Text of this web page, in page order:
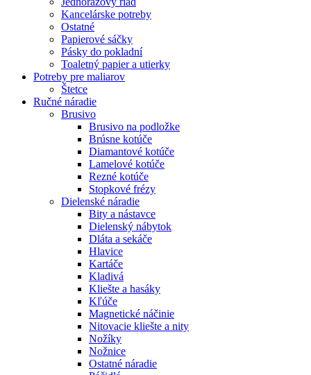
Kancelárske potreby
Ostatné
Papierové sáčky
Pásky do pokladní
Toaletný papier a utierky
Potreby pre maliarov
Štetce
Ručné náradie
Brusivo
Brusivo na podložke
Brúsne kotúče
Diamantové kotúče
Lamelové kotúče
Rezné kotúče
Stopkové frézy
Dielenské náradie
Bity a nástavce
Dielenský nábytok
Dláta a sekáče
Hlavice
Kartáče
Kladivá
Kliešte a hasáky
Kľúče
Magnetické náčinie
Nitovacie kliešte a nity
Nožíky
Nožnice
Ostatné náradie